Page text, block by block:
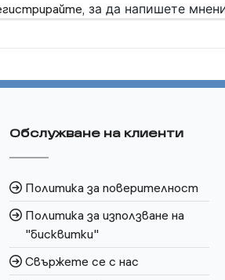
за да напишете
Обслужване на клиенти
Политика за поверителност
Политика за използване на
"бисквитки"
Свържете се с нас